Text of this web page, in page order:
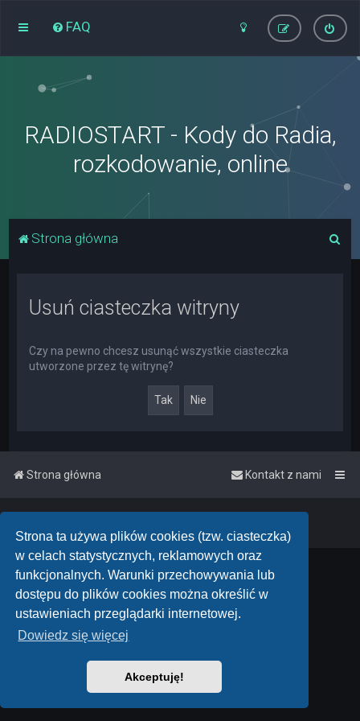
Strona ta używa plików cookies (tzw. ciasteczka)
w celach statystycznych, reklamowych oraz
funkcjonalnych. Warunki przechowywania lub
dostępu do plików cookies można określić w
ustawieniach przeglądarki internetowej.
Dowiedz się więcej
Akceptuję!
FAQ
RADIOSTART - Kody do Radia,
rozkodowanie, online
Strona główna
Usuń ciasteczka witryny
Czy na pewno chcesz usunąć wszystkie ciasteczka
utworzone przez tę witrynę?
Strona główna Kontakt z nami
Powered byphpBB™• Design byPlanetStyles
Polski pakiet językowy dostarcza phpBB.pl